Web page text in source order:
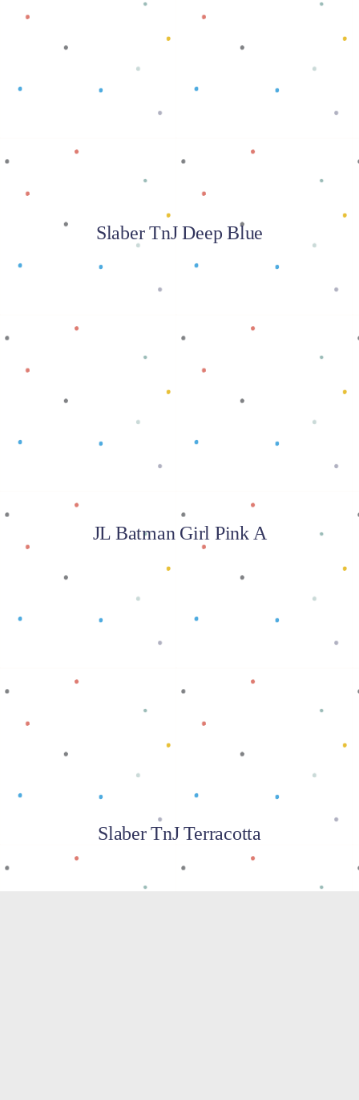
Baca selengkapnya
Slaber TnJ Deep Blue
JL Batman Girl Pink A
Slaber TnJ Terracotta